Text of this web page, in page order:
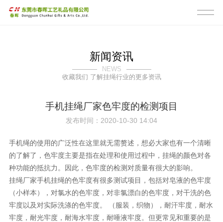
新闻资讯
NEWS
收藏我们 了解挂绳行业的更多资讯
手机挂绳厂家色牢度的检测项目
发布时间：2020-10-30 14:04
手机绳的使用的广泛性在这里就无需赘述，想必大家也有一个清晰
的了解了，色牢度主要是指在处理和使用过程中，挂绳的颜色对各
种功能的抵抗力。因此，色牢度的检测对质量有很大的影响。
挂绳厂家手机挂绳的色牢度有很多测试项目，包括对皂液的色牢度
（小样本），对氯水的色牢度，对非氯漂白的色牢度，对干洗的色
牢度以及对实际洗涤的色牢度。 （服装，织物），耐汗牢度，耐水
牢度，耐光牢度，耐海水牢度，耐唾液牢度。但更常见和重要的是